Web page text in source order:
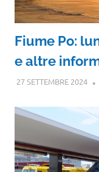
Fiume Po:
e altre
27 SETTEMBRE 2024